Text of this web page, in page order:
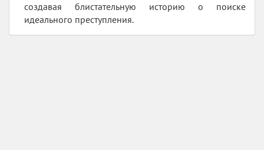
создавая блистательную историю о поиске
идеального преступления.